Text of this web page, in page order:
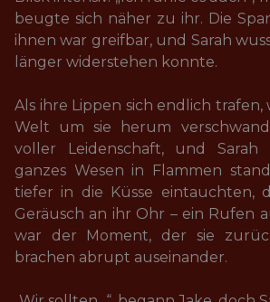
beugte sich näher zu ihr. Die
ihnen war greifbar, und Sarah
länger widerstehen konnte.
Als ihre Lippen sich endlich trafen,
Welt um sie herum
voller Leidenschaft, und
ganzes Wesen in Flammen
tiefer in die Küsse eintauchten,
Geräusch an ihr Ohr – ein Rufen
war der Moment, der sie
brachen abrupt auseinander.